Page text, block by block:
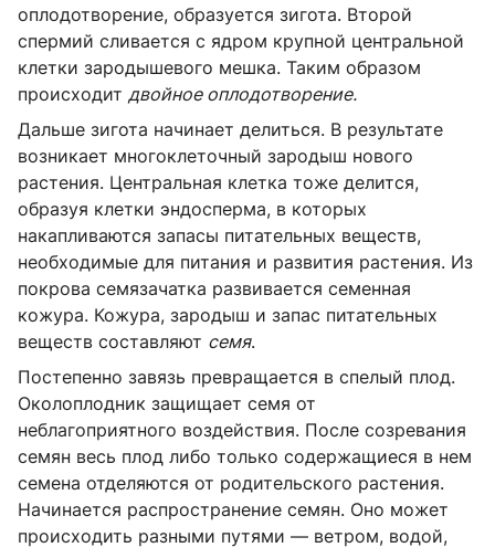
оплодотворение, образуется зигота. Второй
спермий сливается с ядром крупной центральной
клетки зародышевого мешка. Таким образом
происходит двойное оплодотворение.
Дальше зигота начинает делиться. В результате
возникает многоклеточный зародыш нового
растения. Центральная клетка тоже делится,
образуя клетки эндосперма, в которых
накапливаются запасы питательных веществ,
необходимые для питания и развития растения. Из
покрова семязачатка развивается семенная
кожура. Кожура, зародыш и запас питательных
веществ составляют семя.
Постепенно завязь превращается в спелый плод.
Околоплодник защищает семя от
неблагоприятного воздействия. После созревания
семян весь плод либо только содержащиеся в нем
семена отделяются от родительского растения.
Начинается распространение семян. Оно может
происходить разными путями — ветром, водой,